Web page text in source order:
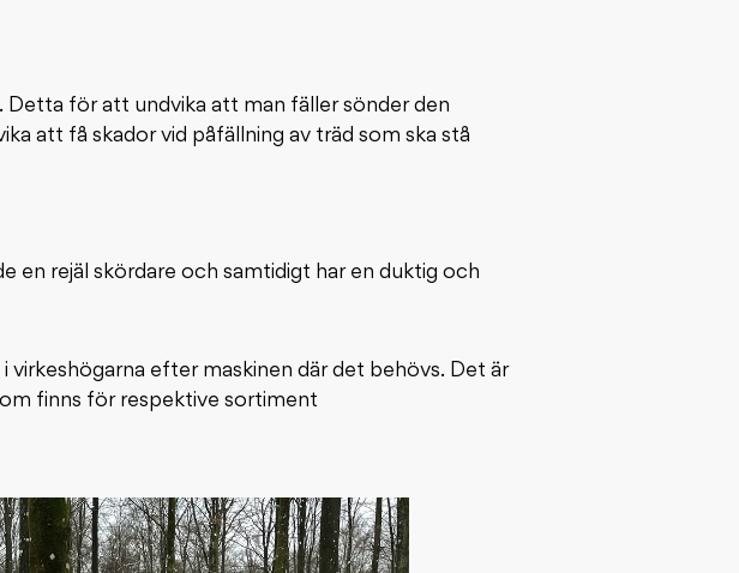
för att undvika att man fäller sönder den
att få skador vid påfällning av träd som ska stå
en rejäl skördare och samtidigt har en duktig och
virkeshögarna efter maskinen där det behövs. Det är
finns för respektive sortiment